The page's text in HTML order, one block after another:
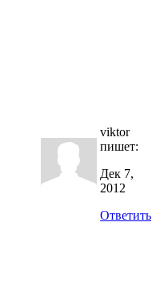
viktor
пишет:
Дек 7,
2012
Ответить